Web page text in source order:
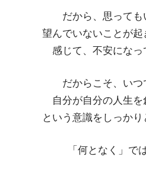
だから、思って
望んでいないことが起
感じて、不安になっ
だからこそ、い
自分が自分の人生
という意識をしっかり
「何となく」で